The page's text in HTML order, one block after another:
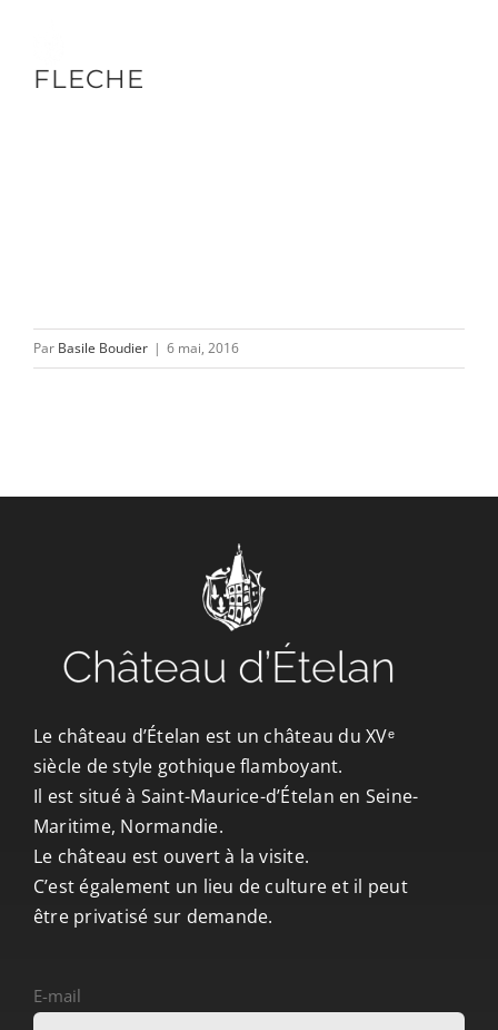
contenu
CONTACT/ACCÈS
FLECHE
Par Basile Boudier | 6 mai, 2016
Le château d’Ételan est un château du XVᵉ
siècle de style gothique flamboyant.
Il est situé à Saint-Maurice-d’Ételan en Seine-
Maritime, Normandie.
Le château est ouvert à la visite.
C’est également un lieu de culture et il peut
être privatisé sur demande.
E-mail